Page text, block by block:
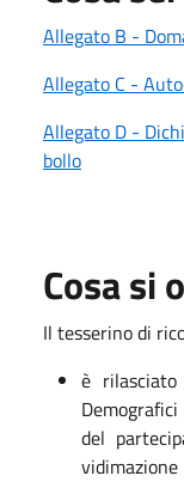
Allegato B -
Allegato C -
Allegato D -
bollo
Cosa si
Il tesserino di
è
del
vidimazione